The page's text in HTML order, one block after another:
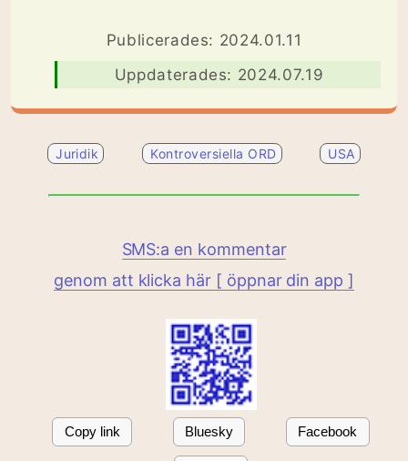
Publicerades: 2024.01.11
Uppdaterades: 2024.07.19
Juridik Kontroversiella ORD USA
SMS:a en kommentar
genom att klicka här [ öppnar din app ]
Copy link Bluesky Facebook